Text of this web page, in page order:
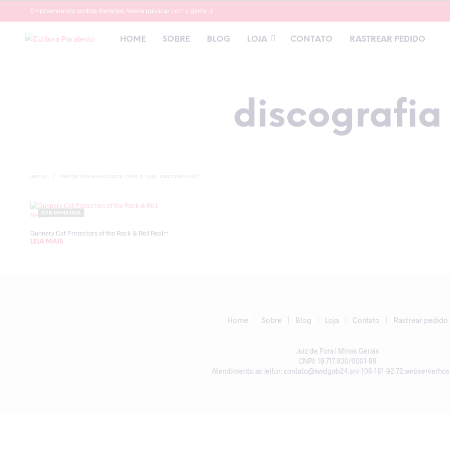
Empreendendo sonhos literários. Venha publicar com a gente ;)
HOME SOBRE BLOG LOJA CONTATO RASTREAR PEDIDO
discografia
SOB DEMANDA
Gunnery Cat Protectors of the Rock & Roll Realm
LEIA MAIS
Home Sobre Blog Loja Contato Rastrear pedido
Juiz de Fora | Minas Gerais
CNPJ: 19.717.930/0001-99
Atendimento ao leitor: contato@kwdgab24.srv-108-181-92-